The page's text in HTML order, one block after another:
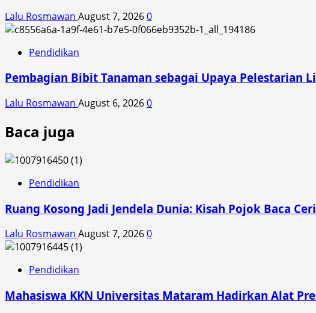
Lalu Rosmawan August 7, 20260
Pendidikan
Pembagian Bibit Tanaman sebagai Upaya Pelestarian
Lalu Rosmawan August 6, 20260
Baca juga
Pendidikan
Ruang Kosong Jadi Jendela Dunia: Kisah Pojok Baca
Lalu Rosmawan August 7, 20260
Pendidikan
Mahasiswa KKN Universitas Mataram Hadirkan Alat